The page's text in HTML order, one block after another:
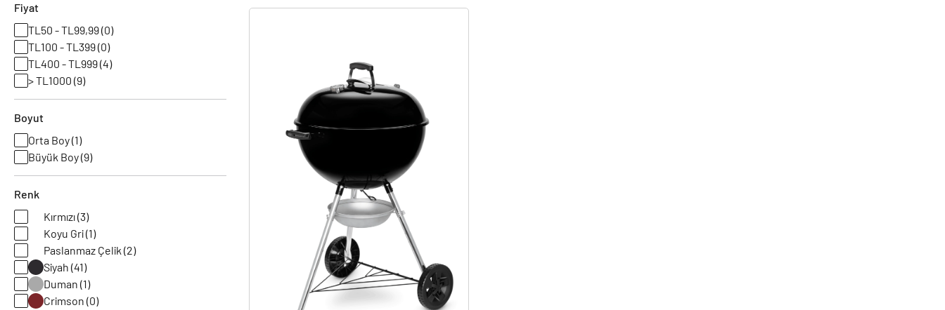
Fiyat
TL50 - TL99,99 (0)
TL100 - TL399 (0)
TL400 - TL999 (4)
> TL1000 (9)
Boyut
Orta Boy (1)
Büyük Boy (9)
Renk
Kırmızı (3)
Koyu Gri (1)
Paslanmaz Çelik (2)
Siyah (41)
Duman (1)
Crimson (0)